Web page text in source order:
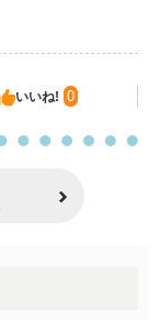
いいね! 0